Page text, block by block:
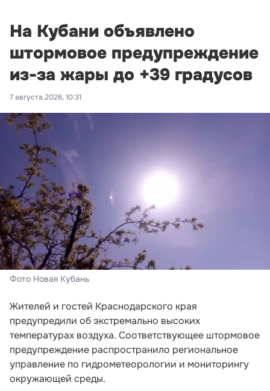
На Кубани объявлено
штормовое предупреждение
из-за жары до +39 градусов
7 августа 2026, 10:31
Фото Новая Кубань
Жителей и гостей Краснодарского края
предупредили об экстремально высоких
температурах воздуха. Соответствующее штормовое
предупреждение распространило региональное
управление по гидрометеорологии и мониторингу
окружающей среды.